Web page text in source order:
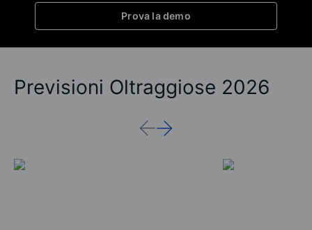
Prova la demo
Previsioni Oltraggiose 2026